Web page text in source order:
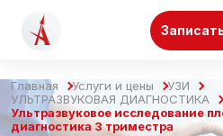
Главная Услуги и цены
УЗИ
УЛЬТРАЗВУКОВАЯ ДИАГНОСТИКА
Ультразвуковое исследование
диагностика 3 триместра